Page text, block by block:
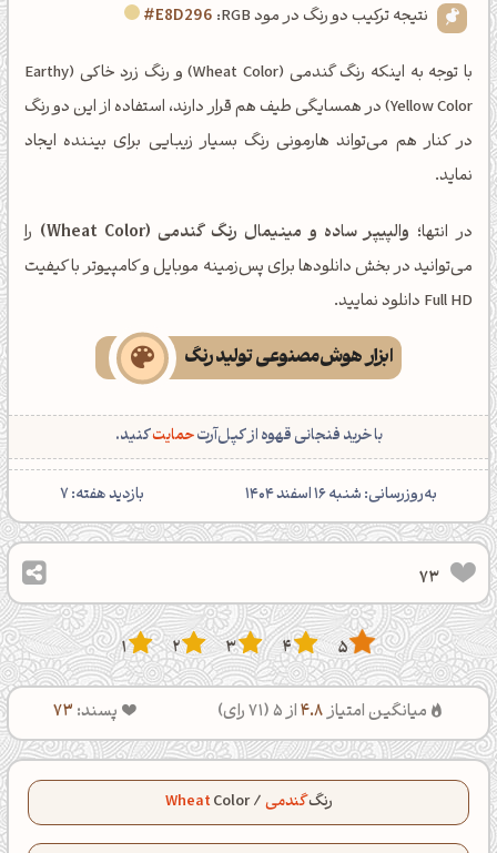
نتیجه ترکیب دو رنگ در مود RGB:
#E8D296
با توجه به اینکه رنگ گندمی (Wheat Color) و رنگ زرد خاکی (Earthy
Yellow Color) در همسایگی طیف هم قرار دارند، استفاده از این دو رنگ
در کنار هم می‌تواند هارمونی رنگ بسیار زیبایی برای بیننده ایجاد
نماید.
در انتها؛ والپیپر ساده و مینیمال رنگ گندمی (Wheat Color)
را
می‌توانید در بخش دانلودها برای پس‌زمینه موبایل و کامپیوتر با کیفیت
Full HD دانلود نمایید.
ابزار هوش‌مصنوعی تولید رنگ
با خرید فنجانی قهوه از کپل‌آرتحمایتکنید.
‌به‌روزرسانی: شنبه 16 اسفند 1404 بازدید هفته:7
73
5
4
3
2
1
میانگین امتیاز4.8از 5 ( 71رای) پسند: 73
رنگگندمی/
Color
Wheat